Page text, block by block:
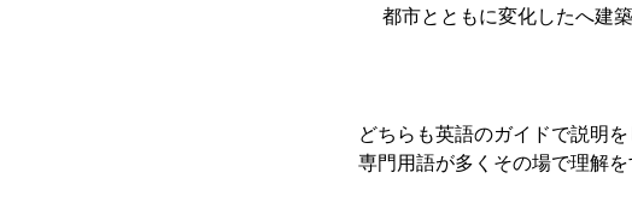
都市とともに変化したへ建
どちらも英語のガイドで説明
専門用語が多くその場で理解